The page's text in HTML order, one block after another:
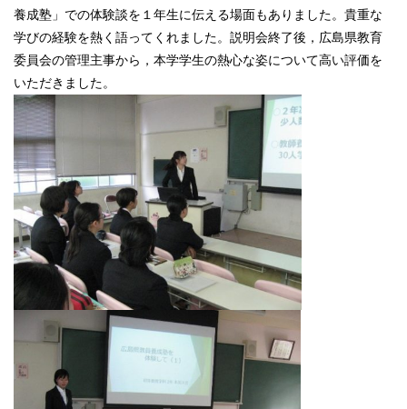
養成塾」での体験談を１年生に伝える場面もありました。貴重な
学びの経験を熱く語ってくれました。説明会終了後，広島県教育
委員会の管理主事から，本学学生の熱心な姿について高い評価を
いただきました。